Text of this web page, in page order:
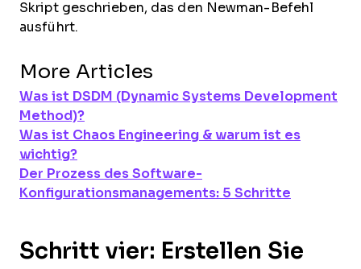
Skript geschrieben, das den Newman-Befehl
ausführt.
More Articles
Was ist DSDM (Dynamic Systems Development
Method)?
Was ist Chaos Engineering & warum ist es
wichtig?
Der Prozess des Software-
Konfigurationsmanagements: 5 Schritte
Schritt vier: Erstellen Sie